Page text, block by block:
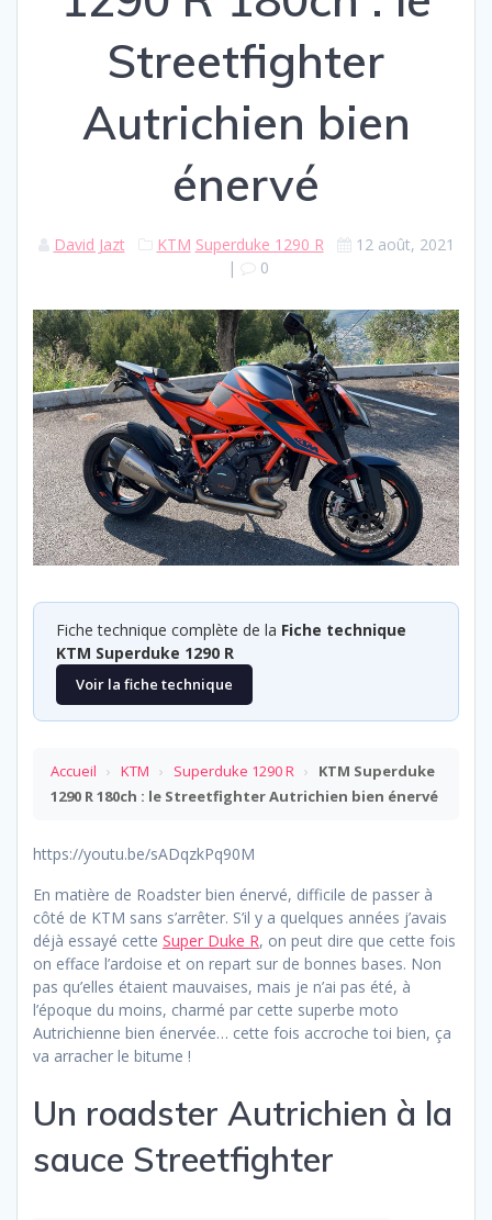
Streetfighter
Autrichien bien
énervé
David Jazt KTM Superduke 1290 R
12 août, 2021
|
0
Fiche technique complète de la Fiche technique
KTM Superduke 1290 R
Voir la fiche technique
Accueil › KTM › Superduke 1290 R ›
KTM Superduke
1290 R 180ch : le Streetfighter Autrichien bien énervé
https://youtu.be/sADqzkPq90M
En matière de Roadster bien énervé, difficile de passer à
côté de KTM sans s’arrêter. S’il y a quelques années j’avais
déjà essayé cette Super Duke R, on peut dire que cette fois
on efface l’ardoise et on repart sur de bonnes bases. Non
pas qu’elles étaient mauvaises, mais je n’ai pas été, à
l’époque du moins, charmé par cette superbe moto
Autrichienne bien énervée… cette fois accroche toi bien, ça
va arracher le bitume !
Un roadster Autrichien à la
sauce Streetfighter